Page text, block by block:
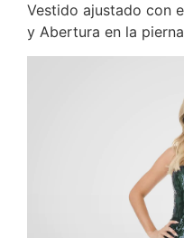
Vestido ajustado con
y Abertura en la